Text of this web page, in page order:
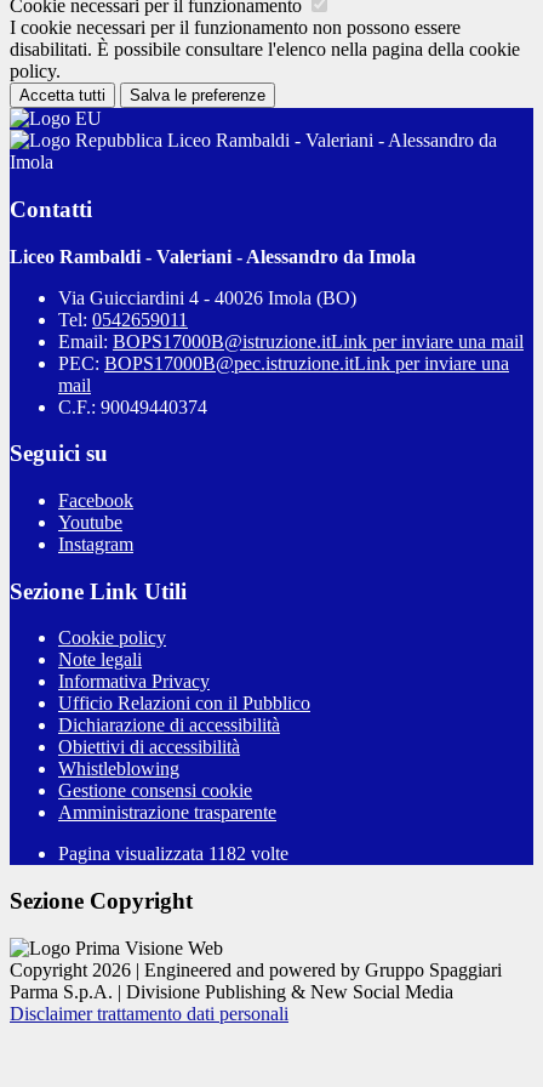
Cookie necessari per il funzionamento
I cookie necessari per il funzionamento non possono essere
disabilitati. È possibile consultare l'elenco nella pagina della cookie
policy.
Accetta tutti Salva le preferenze
Liceo Rambaldi - Valeriani - Alessandro da
Imola
Contatti
Liceo Rambaldi - Valeriani - Alessandro da Imola
Via Guicciardini 4 - 40026 Imola (BO)
Tel: 0542659011
Email: BOPS17000B@istruzione.itLink per inviare una mail
PEC: BOPS17000B@pec.istruzione.itLink per inviare una
mail
C.F.: 90049440374
Seguici su
Facebook
Youtube
Instagram
Sezione Link Utili
Cookie policy
Note legali
Informativa Privacy
Ufficio Relazioni con il Pubblico
Dichiarazione di accessibilità
Obiettivi di accessibilità
Whistleblowing
Gestione consensi cookie
Amministrazione trasparente
Pagina visualizzata 1182 volte
Sezione Copyright
Copyright 2026 | Engineered and powered by Gruppo Spaggiari
Parma S.p.A. | Divisione Publishing & New Social Media
Disclaimer trattamento dati personali